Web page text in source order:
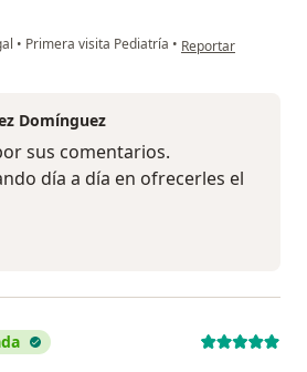
• Primera visita Pediatría • en opinión del
Reportar
Domínguez
sus comentarios.
día a día en ofrecerles el